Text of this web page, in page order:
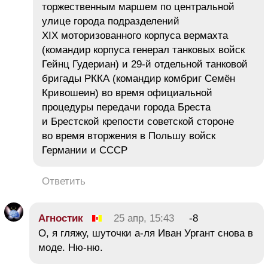
торжественным маршем по центральной
улице города подразделений
XIX моторизованного корпуса вермахта
(командир корпуса генерал танковых войск
Гейнц Гудериан) и 29-й отдельной танковой
бригады РККА (командир комбриг Семён
Кривошеин) во время официальной
процедуры передачи города Бреста
и Брестской крепости советской стороне
во время вторжения в Польшу войск
Германии и СССР
Ответить
Агностик 25 апр, 15:43
-8
О, я гляжу, шуточки а-ля Иван Ургант снова в
моде. Ню-ню.